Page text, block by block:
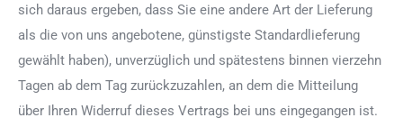
sich daraus ergeben, dass Sie eine andere Art der Lieferung
als die von uns angebotene, günstigste Standardlieferung
gewählt haben), unverzüglich und spätestens binnen vierzehn
Tagen ab dem Tag zurückzuzahlen, an dem die Mitteilung
über Ihren Widerruf dieses Vertrags bei uns eingegangen ist.